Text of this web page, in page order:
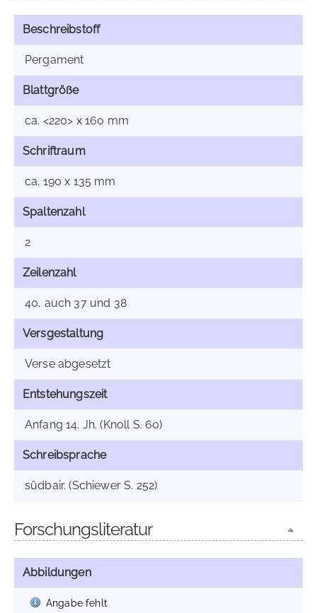
Beschreibstoff
Pergament
Blattgröße
ca. <220> x 160 mm
Schriftraum
ca. 190 x 135 mm
Spaltenzahl
2
Zeilenzahl
40, auch 37 und 38
Versgestaltung
Verse abgesetzt
Entstehungszeit
Anfang 14. Jh. (Knoll S. 60)
Schreibsprache
südbair. (Schiewer S. 252)
Forschungsliteratur
Abbildungen
Angabe fehlt